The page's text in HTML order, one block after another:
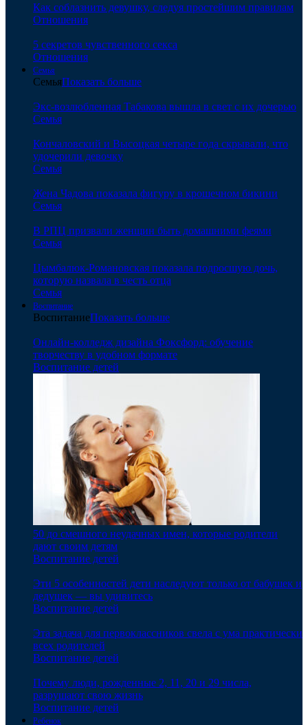
Как соблазнить девушку, следуя простейшим правилам
Отношения
5 секретов чувственного секса
Отношения
Семья
СемьяПоказать больше
Экс-возлюбленная Табакова вышла в свет с их дочерью
Семья
Кончаловский и Высоцкая четыре года скрывали, что
удочерили девочку
Семья
Жена Чадова показала фигуру в крошечном бикини
Семья
В РПЦ призвали женщин быть домашними феями
Семья
Цымбалюк-Романовская показала подросшую дочь,
которую назвала в честь отца
Семья
Воспитание
ВоспитаниеПоказать больше
Онлайн-колледж дизайна Фоксфорд: обучение
творчеству в удобном формате
Воспитание детей
50 до смешного неудачных имен, которые родители
дают своим детям
Воспитание детей
Эти 5 особенностей дети наследуют только от бабушек и
дедушек — вы удивитесь
Воспитание детей
Эта задача для первоклассников свела с ума практически
всех родителей
Воспитание детей
Почему люди, рожденные 2, 11, 20 и 29 числа,
разрушают свою жизнь
Воспитание детей
Ребенок